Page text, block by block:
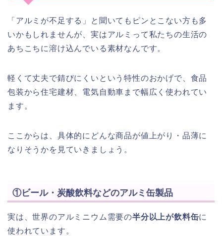
「アルミが不足する」と聞いてもピンとこない方も多
いかもしれませんが、実はアルミって私たちの生活の
あちこちに溶け込んでいる素材なんです。
軽くて丈夫で錆びにくいという特性のおかげで、食品
包装から住宅建材、電気自動車まで幅広く使われてい
ます。
ここからは、具体的にどんな商品が値上がり・品薄に
なりそうかを見ていきましょう。
①ビール・炭酸飲料などのアルミ缶製品
実は、世界のアルミニウム需要の半分以上が飲料缶に
使われています。